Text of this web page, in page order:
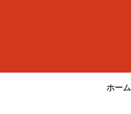
ホーム